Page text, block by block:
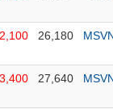
26,180
27,640